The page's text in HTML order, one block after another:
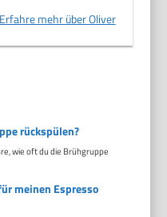
Erfahre mehr über Oliver
rückspülen?
wie oft du die Brühgruppe
meinen Espresso